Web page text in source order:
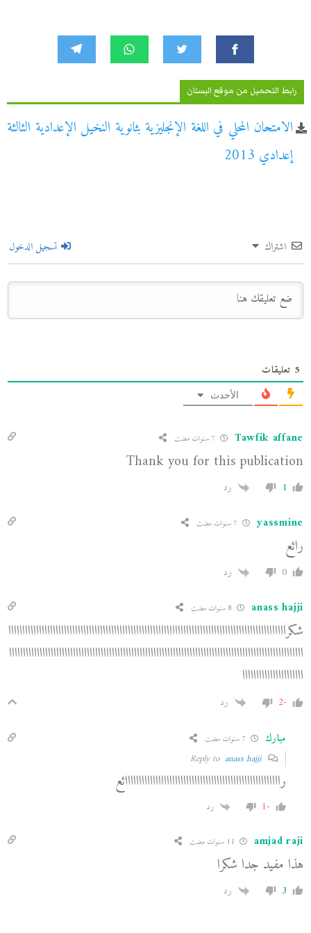
رابط التحميل من موقع البستان
الامتحان المحلي في اللغة الإنجليزية بثانوية النخيل الإعدادية الثالثة
إعدادي 2013
اشتراك تسجيل الدخول
5 تعليقات
الأحدث
Tawfik affane
Thank you for this publication
1 رد
yassmine
رائع
0 رد
anass hajji
شكراااااااااااااااااااااااااااااااااااااااااااااااااااااااااااااااااااااااااااااااااااااااااااااااااااا
اااااااااااااااااااااااااااااااااااااااااااااااااااااااااااااااااااااااااااااااااااااااااااااااااااااااااا
اااااااااااااااااااااا
-2 رد
مبارك
Reply to
anass hajji
راااااااااااااااااااااااااااااااااااااااااااااااااااااااائع
-1 رد
amjad raji
هذا مفيد جدا شكرا
3 رد